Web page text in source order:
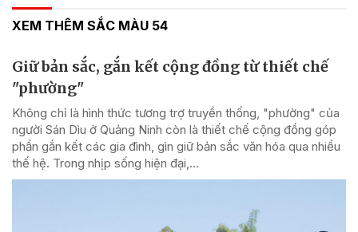
XEM THÊM SẮC MÀU 54
Giữ bản sắc, gắn kết cộng đồng từ thiết chế
"phường"
Không chỉ là hình thức tương trợ truyền thống, "phường" của
người Sán Dìu ở Quảng Ninh còn là thiết chế cộng đồng góp
phần gắn kết các gia đình, gìn giữ bản sắc văn hóa qua nhiều
thế hệ. Trong nhịp sống hiện đại,...